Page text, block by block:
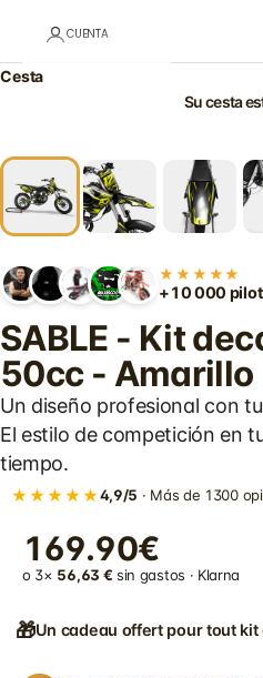
CUENTA
Cesta
Su cesta
★★★★★
+10 000
SABLE - Kit
50cc - Amarillo
Un diseño profesional con
El estilo de competición en
tiempo.
★★★★★4,9/5 · Más de 1300
169.90€
o 3× 56,63 € sin gastos · Klarna
🎁Un cadeau offert pour tout kit